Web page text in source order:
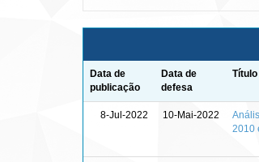
Data de
publicação
Data de
defesa
Título
8-Jul-2022 10-Mai-2022
2010